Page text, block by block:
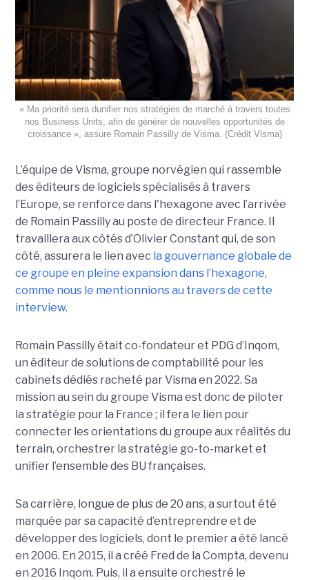
« Ma priorité sera dunifier nos stratégies de marché à travers toutes
nos Business Units, afin de générer de nouvelles opportunités de
croissance », assure Romain Passilly de Visma. (Crédit Visma)
L’équipe de Visma, groupe norvégien qui rassemble
des éditeurs de logiciels spécialisés à travers
l’Europe, se renforce dans l'hexagone avec l’arrivée
de Romain Passilly au poste de directeur France. Il
travaillera aux côtés d’Olivier Constant qui, de son
côté, assurera le lien avec la gouvernance globale de
ce groupe en pleine expansion dans l’hexagone,
comme nous le mentionnions au travers de cette
interview.
Romain Passilly était co-fondateur et PDG d’Inqom,
un éditeur de solutions de comptabilité pour les
cabinets dédiés racheté par Visma en 2022. Sa
mission au sein du groupe Visma est donc de piloter
la stratégie pour la France ; il fera le lien pour
connecter les orientations du groupe aux réalités du
terrain, orchestrer la stratégie go-to-market et
unifier l’ensemble des BU françaises.
Sa carrière, longue de plus de 20 ans, a surtout été
marquée par sa capacité d’entreprendre et de
développer des logiciels, dont le premier a été lancé
en 2006. En 2015, il a créé Fred de la Compta, devenu
en 2016 Inqom. Puis, il a ensuite orchestré le